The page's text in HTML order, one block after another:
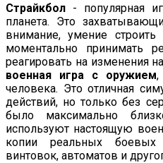
Страйкбол - популярная
планета. Это
внимание, умение строить
моментально принимать
реагировать на изменения
военная игра с оружием,
человека. Это отличная
действий, но только без
было максимально
используют настоящую
копии реальных боевых
винтовок, автоматов и